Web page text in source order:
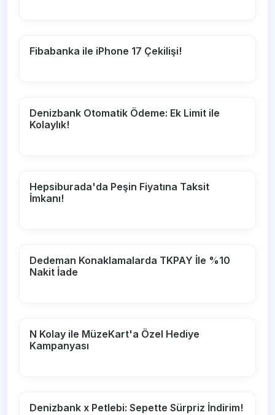
Fibabanka ile iPhone 17 Çekilişi!
Denizbank Otomatik Ödeme: Ek Limit ile
Kolaylık!
Hepsiburada'da Peşin Fiyatına Taksit
İmkanı!
Dedeman Konaklamalarda TKPAY İle %10
Nakit İade
N Kolay ile MüzeKart'a Özel Hediye
Kampanyası
Denizbank x Petlebi: Sepette Sürpriz İndirim!